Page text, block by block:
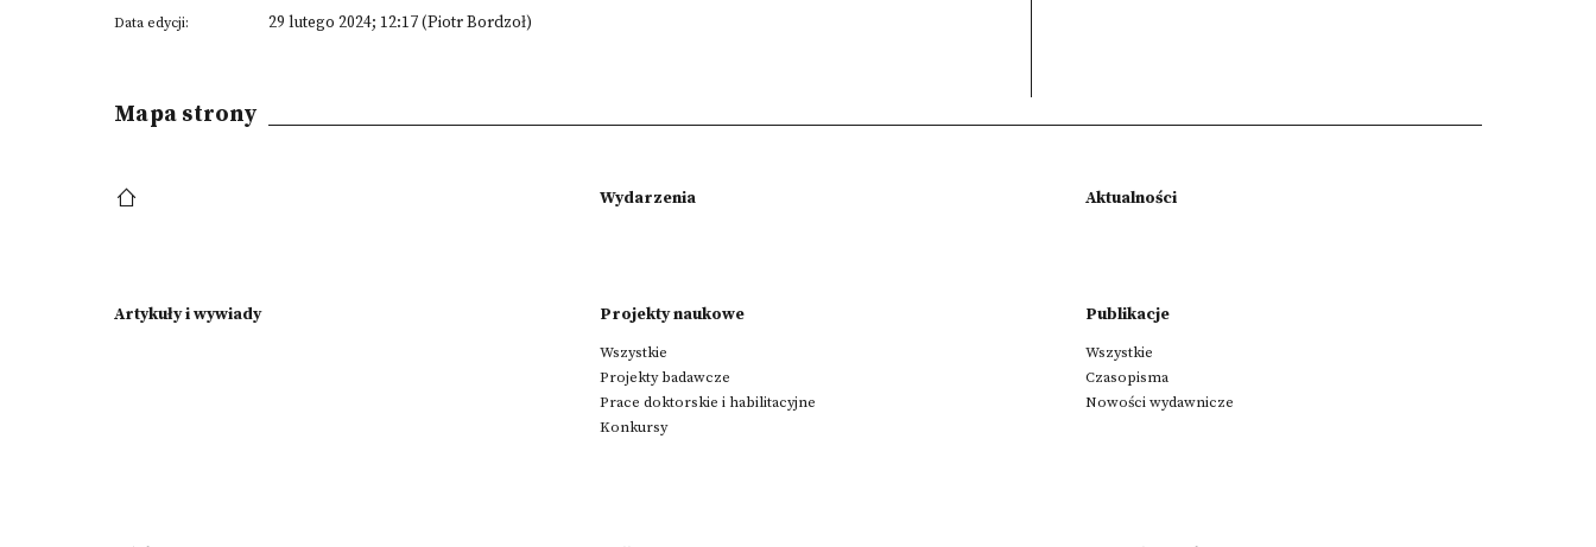
Data edycji: 29 lutego 2024; 12:17 (Piotr Bordzoł)
Mapa strony
Wydarzenia Aktualności
Artykuły i wywiady Projekty naukowe
Wszystkie
Projekty badawcze
Prace doktorskie i habilitacyjne
Konkursy
Publikacje
Wszystkie
Czasopisma
Nowości wydawnicze